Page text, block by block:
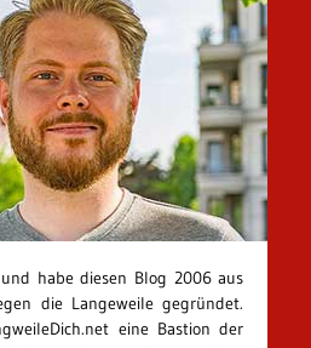
habe diesen Blog 2006 aus
die Langeweile gegründet.
eine Bastion der